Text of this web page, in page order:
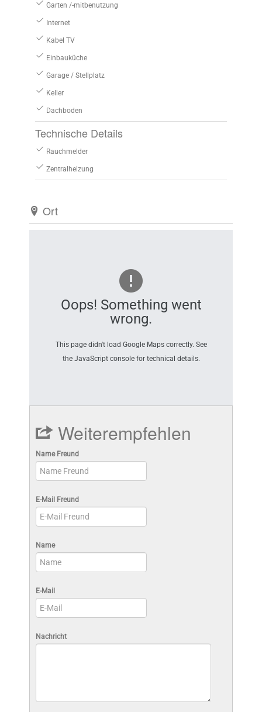
Garten /-mitbenutzung
Internet
Kabel TV
Einbauküche
Garage / Stellplatz
Keller
Dachboden
Technische Details
Rauchmelder
Zentralheizung
Ort
Oops! Something went
wrong.
This page didn't load Google Maps correctly. See
the JavaScript console for technical details.
Weiterempfehlen
Name Freund
E-Mail Freund
Name
E-Mail
Nachricht